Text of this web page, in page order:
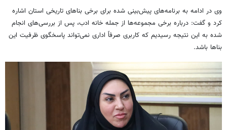
وی در ادامه به برنامه‌های پیش‌بینی شده برای برخی بناهای تاریخی استان اشاره
کرد و گفت: درباره برخی مجموعه‌ها از جمله خانه ادب، پس از بررسی‌های انجام
شده به این نتیجه رسیدیم که کاربری صرفاً اداری نمی‌تواند پاسخگوی ظرفیت این
بناها باشد.